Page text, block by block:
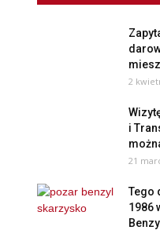
2
i
21
Tego
1986